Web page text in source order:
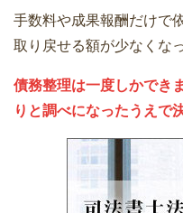
手数料や成果報酬だけで
取り戻せる額が少なくな
債務整理は一度しかでき
りと調べになったうえで